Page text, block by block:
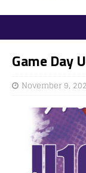
Game Day
November 9,